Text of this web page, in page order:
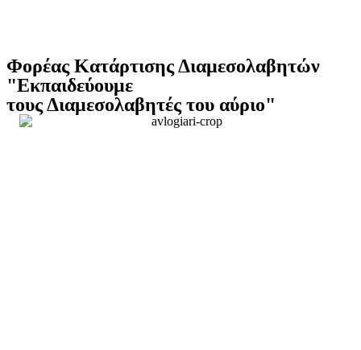
Φορέας Κατάρτισης Διαμεσολαβητών
"Εκπαιδεύουμε
τους Διαμεσολαβητές του αύριο"